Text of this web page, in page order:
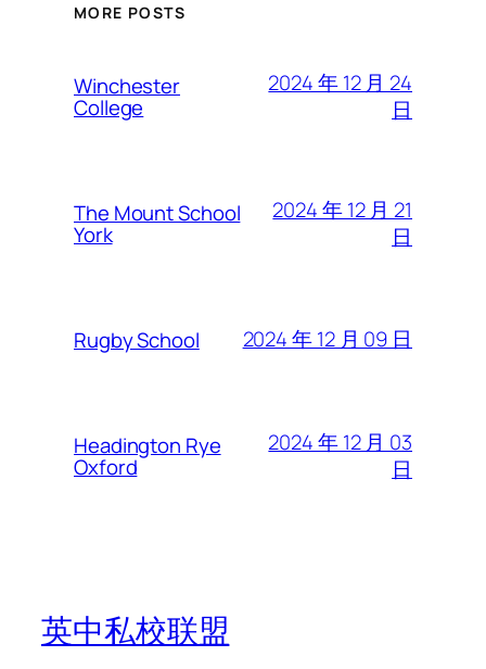
MORE POSTS
Winchester
College
2024 年 12 月 24
日
The Mount School
York
2024 年 12 月 21
日
Rugby School 2024 年 12 月 09 日
Headington Rye
Oxford
2024 年 12 月 03
日
英中私校联盟